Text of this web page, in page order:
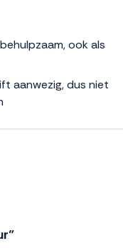
ook als
aanwezig, dus niet